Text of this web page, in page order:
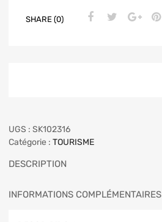
SHARE (0)
UGS : SK102316
Catégorie : TOURISME
DESCRIPTION
INFORMATIONS COMPLÉMENTAIRES